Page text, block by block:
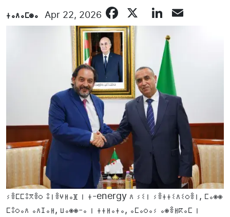
ⵜⴰⴷⴰⵎⵙⴰ Apr 22, 2026 FacebookLinkedIn
ⵢⴻⵎⵎⵓⴳⴻⵔ ⵓⵏⴻⵖⵍⴰⴼ ⵏ ⵜ-energy ⴷ ⵢⵉⵏ ⵢⴻⵜⵜⵉⴷⵉⵔⴻⵏ, ⵎⴰⵙⵙ
ⵎⵓⵔⴰⴷ ⴰⴷⵊⴰⵍ, ⵡⴰⵙⵙ-ⴰ ⵏ ⵜⵜⵍⴰⵜⴰ, ⴰⵎⴰⵔⴰⵢ ⴰⵙⴻⵍⴽⴰⵎ ⵏ